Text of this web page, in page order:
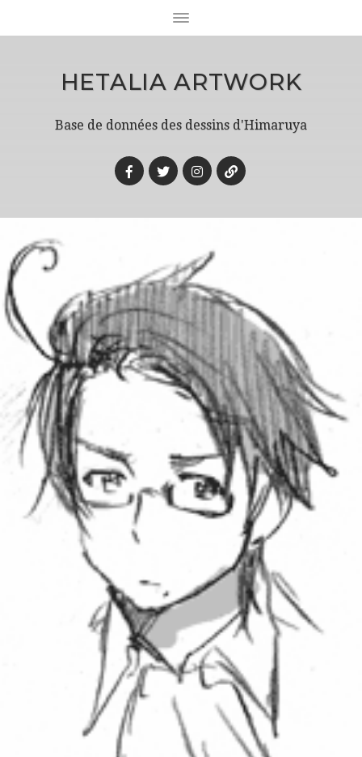
HETALIA ARTWORK
Base de données des dessins d'Himaruya